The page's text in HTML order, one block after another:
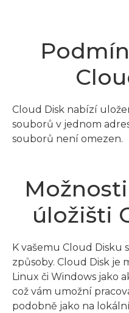
Cloud Disk nabízí
souborů v jednom
souborů není omezen.
úložišti
K vašemu Cloud Disku
způsoby. Cloud Disk je
Linux či Windows jako
což vám umožní
podobně jako na